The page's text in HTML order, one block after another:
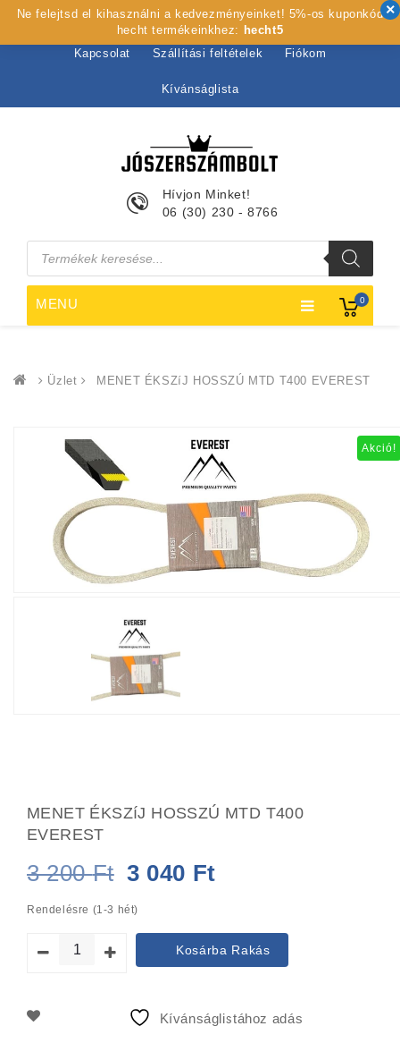
Kezdőlap Rólunk Webshop Szolgáltatások
Kapcsolat Szállítási feltételek Fiókom
Kívánságlista
0
Hívjon Minket!
06 (30) 230 - 8766
Products
search
MENU
Üzlet MENET ÉKSZíJ HOSSZÚ MTD T400 EVEREST
Akció!
MENET ÉKSZíJ HOSSZÚ MTD T400
EVEREST
3 200Ft Original
price
was:
200 Ft.
3 040 Ft
is:
3
Rendelésre (1-3 hét)
Kosárba Rakás
Kívánságlistához adás
Ne felejtsd el kihasználni a kedvezményeinket! 5%-os kuponkód
hecht termékeinkhez: hecht5